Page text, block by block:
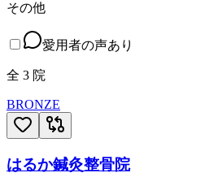
その他
愛用者の声あり
全 3 院
BRONZE
はるか鍼灸整骨院